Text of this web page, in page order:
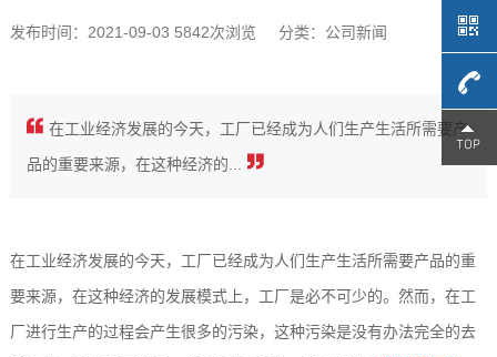
乐
理
光
备
州
设
备
苏
离
子
展
示
例
新
闻
系
我
发布时间：2021-09-03 5842次浏览 分类：公司新闻
在工业经济发展的今天，工厂已经成为人们生产生活所需要产
品的重要来源，在这种经济的...
在工业经济发展的今天，工厂已经成为人们生产生活所需要产品的重
要来源，在这种经济的发展模式上，工厂是必不可少的。然而，在工
厂进行生产的过程会产生很多的污染，这种污染是没有办法完全的去
4009-